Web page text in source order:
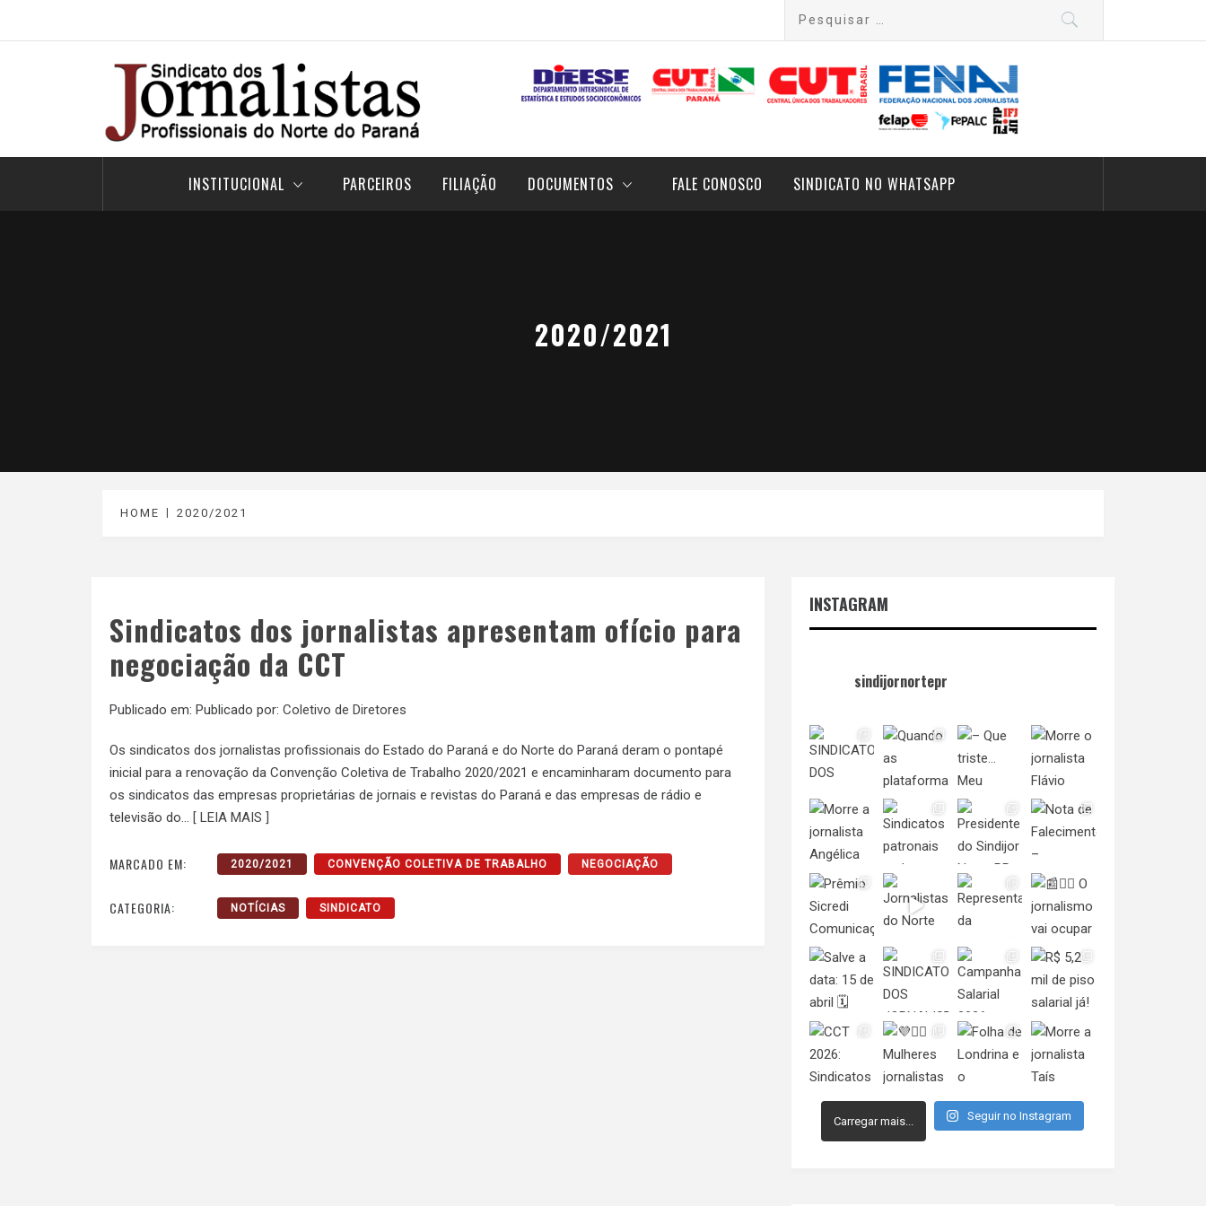
INSTITUCIONAL PARCEIROS FILIAÇÃO DOCUMENTOS FALE CONOSCO SINDICATO NO WHATSAPP
2020/2021
HOME 2020/2021
Sindicatos dos jornalistas apresentam ofício para
negociação da CCT
Publicado em: Publicado por: Coletivo de Diretores
Os sindicatos dos jornalistas profissionais do Estado do Paraná e do Norte do Paraná deram o pontapé
inicial para a renovação da Convenção Coletiva de Trabalho 2020/2021 e encaminharam documento para
os sindicatos das empresas proprietárias de jornais e revistas do Paraná e das empresas de rádio e
televisão do… [ LEIA MAIS ]
MARCADO EM: 2020/2021 CONVENÇÃO COLETIVA DE TRABALHO NEGOCIAÇÃO
CATEGORIA: NOTÍCIAS SINDICATO
INSTAGRAM
sindijornortepr
Carregar mais... Seguir no Instagram